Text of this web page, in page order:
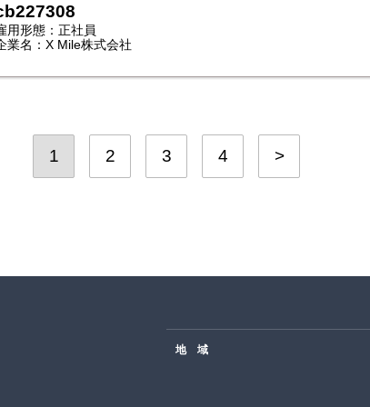
用形態：正社員
業名：X Mile株式会社
1 2 3 4 >
地 域